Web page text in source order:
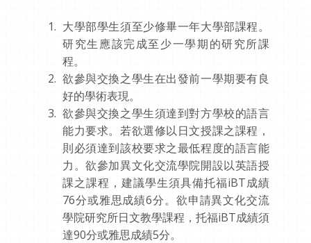
大學部學生須至少修畢一年大學部課程。
研究生應該完成至少一學期的研究所課
程。
欲參與交換之學生在出發前一學期要有良
好的學術表現。
欲參與交換之學生須達到對方學校的語言
能力要求。若欲選修以日文授課之課程，
則必須達到該校要求之最低程度的語言能
力。欲參加異文化交流學院開設以英語授
課之課程，建議學生須具備托福iBT成績
76分或雅思成績6分。欲申請異文化交流
學院研究所日文教學課程，托福iBT成績須
達90分或雅思成績5分。